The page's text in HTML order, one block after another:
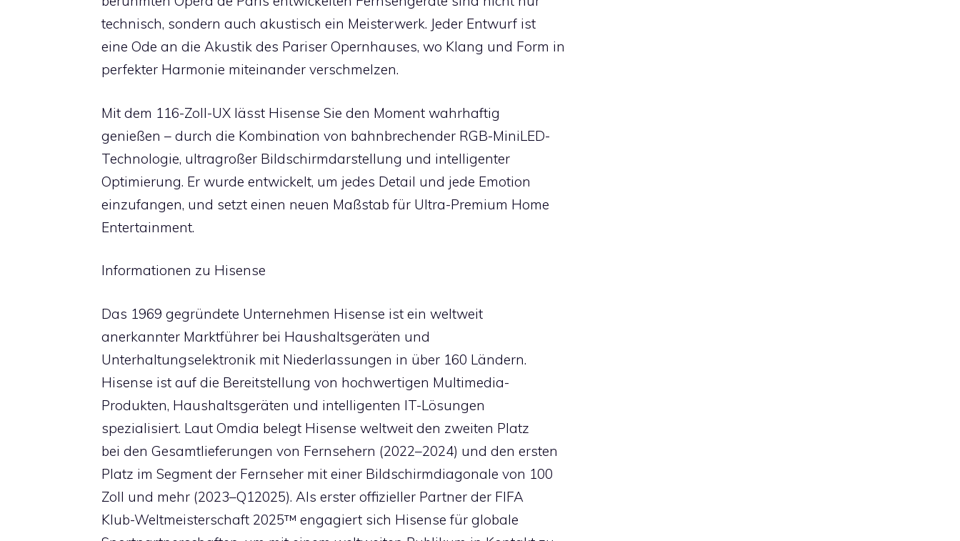
technisch, sondern auch akustisch ein Meisterwerk. Jeder Entwurf ist
eine Ode an die Akustik des Pariser Opernhauses, wo Klang und Form in
perfekter Harmonie miteinander verschmelzen.
Mit dem 116-Zoll-UX lässt Hisense Sie den Moment wahrhaftig
genießen – durch die Kombination von bahnbrechender RGB-MiniLED-
Technologie, ultragroßer Bildschirmdarstellung und intelligenter
Optimierung. Er wurde entwickelt, um jedes Detail und jede Emotion
einzufangen, und setzt einen neuen Maßstab für Ultra-Premium Home
Entertainment.
Informationen zu Hisense
Das 1969 gegründete Unternehmen Hisense ist ein weltweit
anerkannter Marktführer bei Haushaltsgeräten und
Unterhaltungselektronik mit Niederlassungen in über 160 Ländern.
Hisense ist auf die Bereitstellung von hochwertigen Multimedia-
Produkten, Haushaltsgeräten und intelligenten IT-Lösungen
spezialisiert. Laut Omdia belegt Hisense weltweit den zweiten Platz
bei den Gesamtlieferungen von Fernsehern (2022–2024) und den ersten
Platz im Segment der Fernseher mit einer Bildschirmdiagonale von 100
Zoll und mehr (2023–Q12025). Als erster offizieller Partner der FIFA
Klub-Weltmeisterschaft 2025™ engagiert sich Hisense für globale